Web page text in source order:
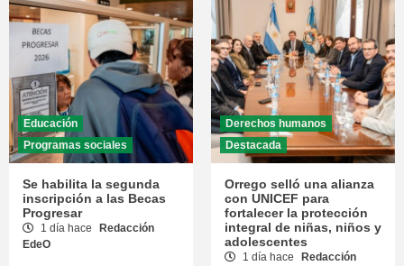
Educación
Programas sociales
Se habilita la segunda
inscripción a las Becas
Progresar
1 día hace
Redacción
EdeO
Derechos humanos
Destacada
Orrego selló una alianza
con UNICEF para
fortalecer la protección
integral de niñas, niños y
adolescentes
1 día hace
Redacción